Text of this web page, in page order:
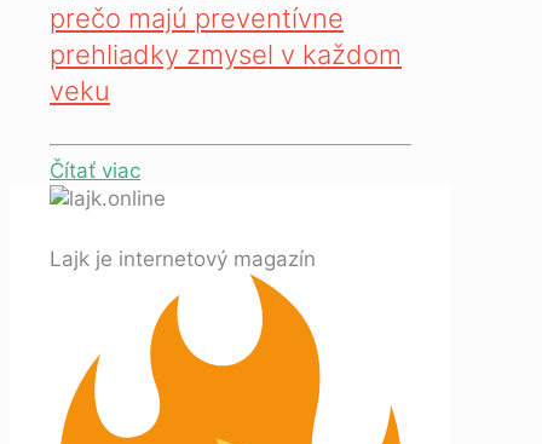
prečo majú preventívne
prehliadky zmysel v každom
veku
Čítať viac
Lajk je internetový magazín